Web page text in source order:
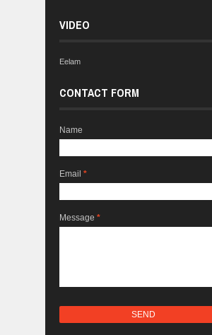
VIDEO
Eelam
CONTACT FORM
Name
Email *
Message *